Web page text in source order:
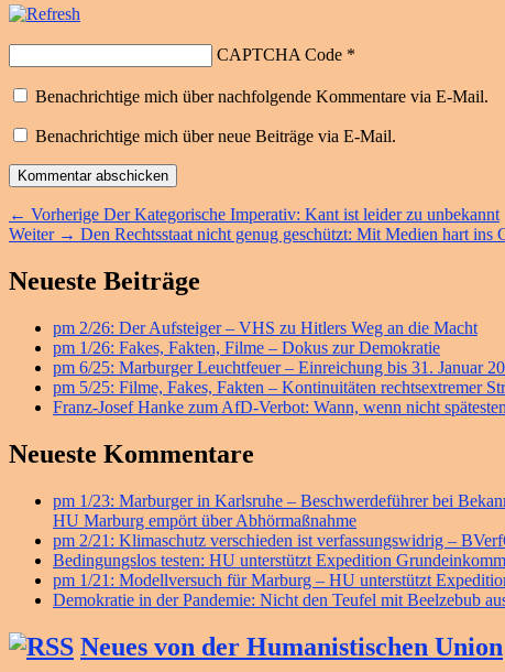
CAPTCHA Code *
Benachrichtige mich über nachfolgende Kommentare via E-Mail.
Benachrichtige mich über neue Beiträge via E-Mail.
Beitragsnavigation
← Vorherige Vorheriger
Beitrag:
Der Kategorische Imperativ: Kant ist leider zu unbekannt
Weiter → Nächster
Den Rechtsstaat nicht genug geschützt: Mit Medien hart ins
Primärer
Widget-
Bereich
Neueste Beiträge
pm 2/26: Der Aufsteiger – VHS zu Hitlers Weg an die Macht
pm 1/26: Fakes, Fakten, Filme – Dokus zur Demokratie
pm 6/25: Marburger Leuchtfeuer – Einreichung bis 31. Januar
pm 5/25: Filme, Fakes, Fakten – Kontinuitäten rechtsextremer
Franz-Josef Hanke zum AfD-Verbot: Wann, wenn nicht
Neueste Kommentare
pm 1/23: Marburger in Karlsruhe – Beschwerdeführer bei
HU Marburg empört über Abhörmaßnahme
pm 2/21: Klimaschutz verschieden ist verfassungswidrig –
Bedingungslos testen: HU unterstützt Expedition
pm 1/21: Modellversuch für Marburg – HU unterstützt
Demokratie in der Pandemie: Nicht den Teufel mit Beelzebub
Neues von der Humanistischen Union